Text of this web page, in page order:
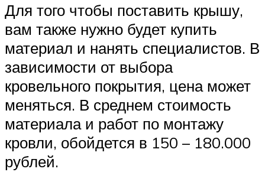
Для того чтобы поставить крышу,
вам также нужно будет купить
материал и нанять специалистов. В
зависимости от выбора
кровельного покрытия, цена может
меняться. В среднем стоимость
материала и работ по монтажу
кровли, обойдется в 150 – 180.000
рублей.